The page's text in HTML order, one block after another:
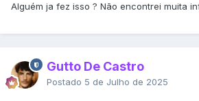
Alguém ja fez isso ? Não encontrei muita
Gutto De Castro
Postado 5 de Julho de 2025